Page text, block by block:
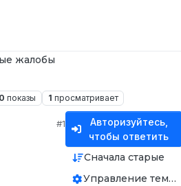
жалобы
показы 1 просматривает
#1
Авторизуйтесь,
чтобы ответить
Сначала старые
Управление темой